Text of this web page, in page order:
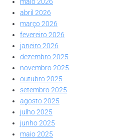
abril 2026
março 2026
fevereiro 2026
janeiro 2026
dezembro 2025
novembro 2025
outubro 2025
setembro 2025
agosto 2025
julho 2025
junho 2025
maio 2025